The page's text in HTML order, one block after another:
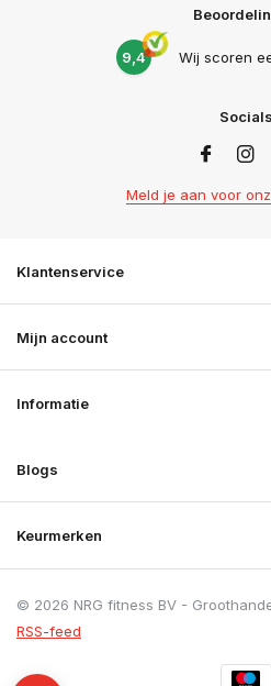
9,4 Wij scoren
Socials
Meld je aan voor
Klantenservice
Mijn account
Informatie
Blogs
Keurmerken
© 2026 NRG fitness BV -
RSS-feed